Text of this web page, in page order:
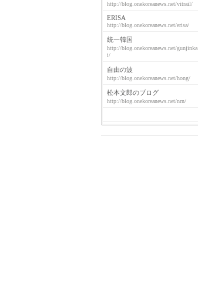
http://blog.onekoreanews.net/vitrail/
ERISA
http://blog.onekoreanews.net/erisa/
統一韓国
http://blog.onekoreanews.net/gunjinka
i/
自由の波
http://blog.onekoreanews.net/hong/
松本文郎のブログ
http://blog.onekoreanews.net/nrn/